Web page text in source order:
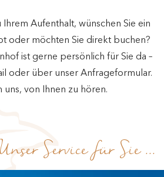
Ihrem Aufenthalt, wünschen Sie ein
oder möchten Sie direkt buchen?
ist gerne persönlich für Sie da –
oder über unser Anfrageformular.
uns, von Ihnen zu hören.
Service für Sie ...